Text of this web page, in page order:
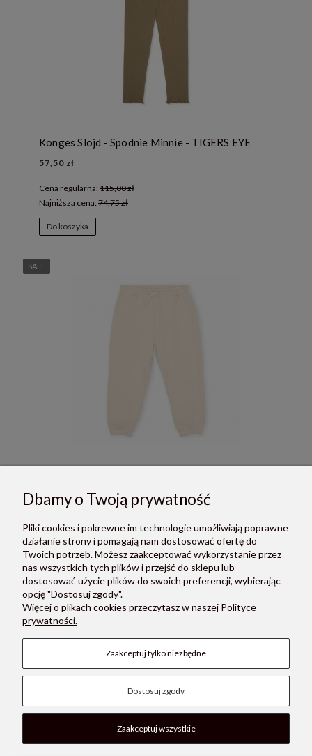
Konges Slojd - Spodnie Minnie - TIGERS EYE
57,50 zł
Cena regularna: 115,00 zł
Najniższa cena: 74,75 zł
Do koszyka
85,50 zł
Najniższa cena:
Do koszyka
SALE
O NAS
MOON STORE W SOCIAL MEDIA
Dbamy o Twoją prywatność
Pliki cookies i pokrewne im technologie umożliwiają poprawne
działanie strony i pomagają nam dostosować ofertę do
Twoich potrzeb. Możesz zaakceptować wykorzystanie przez
nas wszystkich tych plików i przejść do sklepu lub
dostosować użycie plików do swoich preferencji, wybierając
opcję "Dostosuj zgody".
Więcej o plikach cookies przeczytasz w naszej Polityce
prywatności.
Zaakceptuj tylko niezbędne
Dostosuj zgody
Zaakceptuj wszystkie